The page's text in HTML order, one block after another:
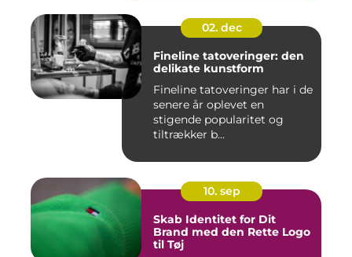
02. dec
Fineline tatoveringer: den
delikate kunstform
Fineline tatoveringer har i de
senere år oplevet en
stigende popularitet og
tiltrækker b...
10. sep
Skab Identitet for Dit
Brand med den Rette Logo
til Tøj